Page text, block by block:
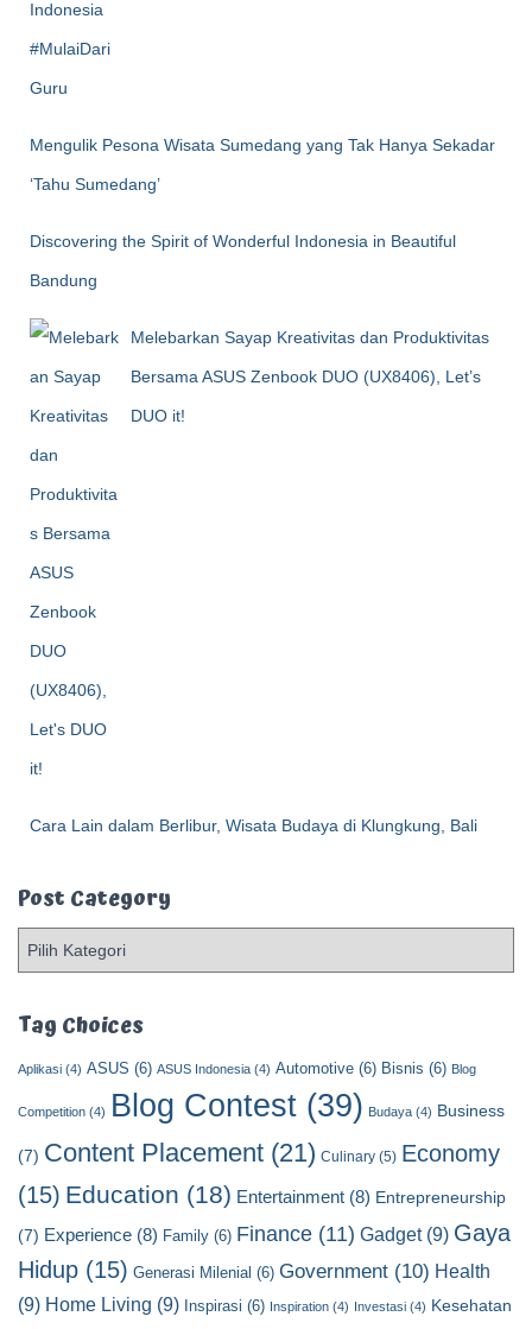
Mengulik Pesona Wisata Sumedang yang Tak Hanya Sekadar
‘Tahu Sumedang’
Discovering the Spirit of Wonderful Indonesia in Beautiful
Bandung
Melebarkan Sayap Kreativitas dan Produktivitas
Bersama ASUS Zenbook DUO (UX8406), Let’s
DUO it!
Cara Lain dalam Berlibur, Wisata Budaya di Klungkung, Bali
Post Category
t
a
e
g
r
y
Tag Choices
Aplikasi (4) ASUS (6) ASUS Indonesia (4) Automotive (6) Bisnis (6) Blog
Competition (4) Blog Contest (39) Budaya (4) Business
(7) Content Placement (21) Culinary (5) Economy
(15) Education (18) Entertainment (8) Entrepreneurship
(7) Experience (8) Family (6) Finance (11) Gadget(9) Gaya
Hidup (15) Generasi Milenial (6) Government (10) Health
(9) Home Living (9) Inspirasi (6) Inspiration (4) Investasi (4) Kesehatan